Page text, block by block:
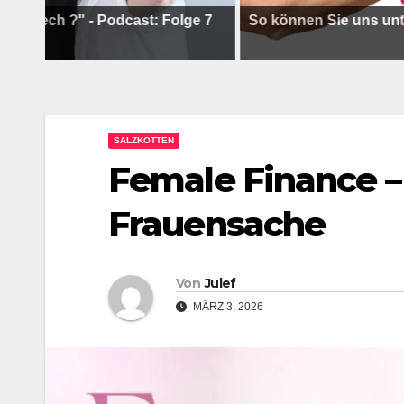
?" - Podcast: Folge 7 So können Sie uns
SALZKOTTEN
Female Finance
Frauensache
Von Julef
MÄRZ 3, 2026